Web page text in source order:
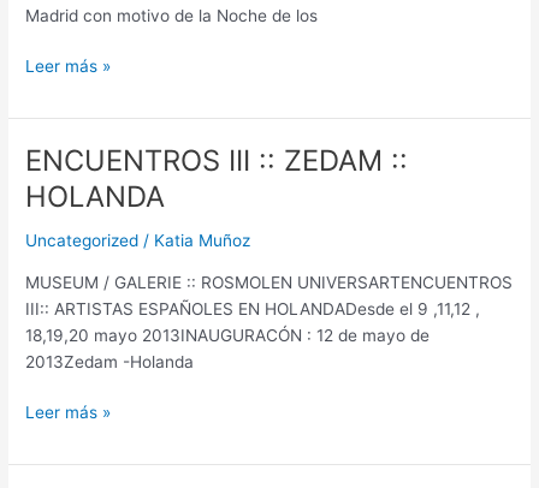
Madrid con motivo de la Noche de los
Leer más »
ENCUENTROS III :: ZEDAM ::
HOLANDA
Uncategorized / Katia Muñoz
MUSEUM / GALERIE :: ROSMOLEN UNIVERSARTENCUENTROS
III:: ARTISTAS ESPAÑOLES EN HOLANDADesde el 9 ,11,12 ,
18,19,20 mayo 2013INAUGURACÓN : 12 de mayo de
2013Zedam -Holanda
ENCUENTROS
III
::
ZEDAM
HOLANDA
Leer más »